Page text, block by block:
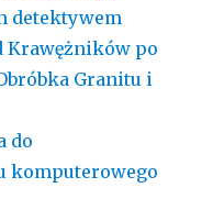
detektywem
Krawężników po
Granitu i
do
komputerowego